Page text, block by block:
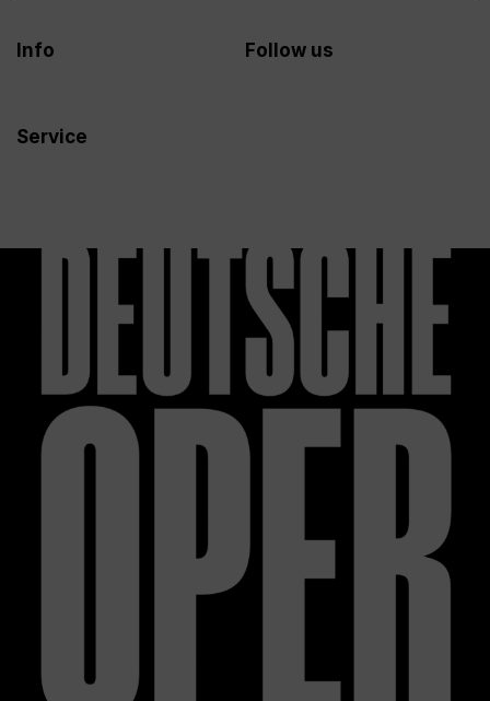
Info
Service
Follow us